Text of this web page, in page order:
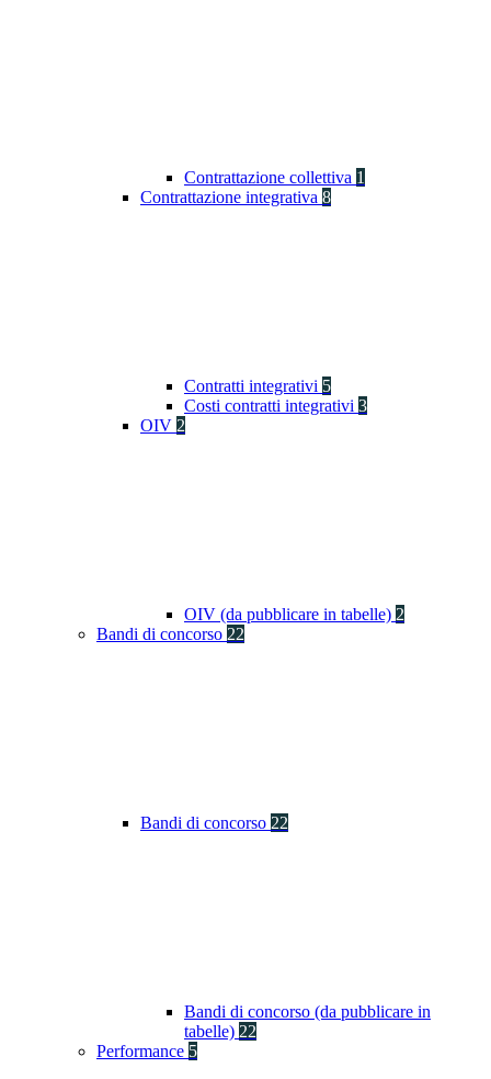
Contrattazione collettiva 1
Contrattazione integrativa 8
Contratti integrativi 5
Costi contratti integrativi 3
OIV 2
OIV (da pubblicare in tabelle) 2
Bandi di concorso 22
Bandi di concorso 22
Bandi di concorso (da pubblicare in
tabelle) 22
Performance 5